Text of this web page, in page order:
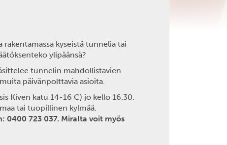
kyseistä tunnelia tai
ylipäänsä?
tunnelin mahdollistavien
päivänpolttavia asioita.
Kiven katu 14-16 C) jo kello 16.30.
tai tuopillinen kylmää.
0400 723 037. Miralta voit myös